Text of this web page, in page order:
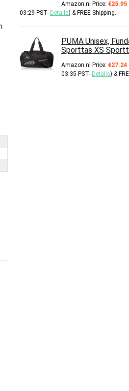
Amazon.nl Price: €25.95
03:29 PST- Details) & FREE Shipping.
PUMA Unisex,
Sporttas XS
Amazon.nl Price: €27.24
03:35 PST- Details) &